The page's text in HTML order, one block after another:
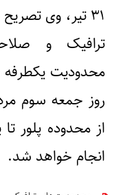
۳۱ تیر، وی
ترافیک و
محدودیت یکطرفه
روز جمعه سوم
از محدوده پلور
انجام خواهد شد.